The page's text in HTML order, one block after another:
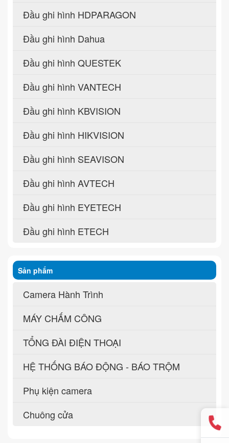
Đầu ghi hình HDPARAGON
Đầu ghi hình Dahua
Đầu ghi hình QUESTEK
Đầu ghi hình VANTECH
Đầu ghi hình KBVISION
Đầu ghi hình HIKVISION
Đầu ghi hình SEAVISON
Đầu ghi hình AVTECH
Đầu ghi hình EYETECH
Đầu ghi hình ETECH
Sản phẩm
Camera Hành Trình
MÁY CHẤM CÔNG
TỔNG ĐÀI ĐIỆN THOẠI
HỆ THỐNG BÁO ĐỘNG - BÁO TRỘM
Phụ kiện camera
Chuông cửa